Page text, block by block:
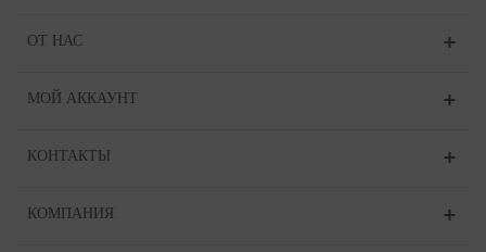
ОТ НАС
МОЙ АККАУНТ
КОНТАКТЫ
КОМПАНИЯ